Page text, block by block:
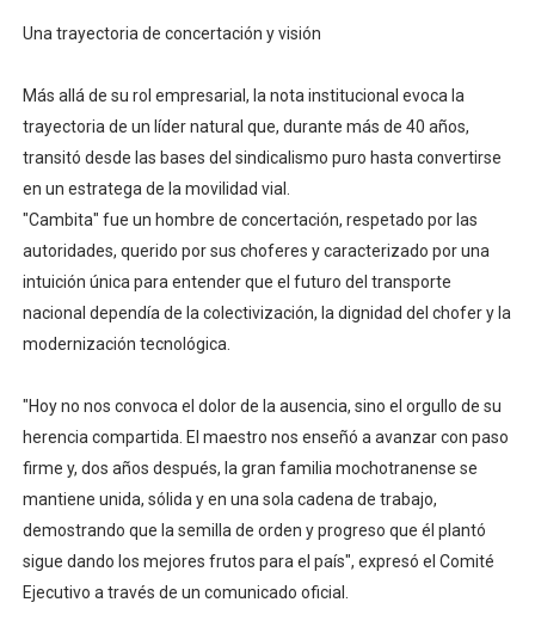
Una trayectoria de concertación y visión
Más allá de su rol empresarial, la nota institucional evoca la
trayectoria de un líder natural que, durante más de 40 años,
transitó desde las bases del sindicalismo puro hasta convertirse
en un estratega de la movilidad vial.
"Cambita" fue un hombre de concertación, respetado por las
autoridades, querido por sus choferes y caracterizado por una
intuición única para entender que el futuro del transporte
nacional dependía de la colectivización, la dignidad del chofer y la
modernización tecnológica.
"Hoy no nos convoca el dolor de la ausencia, sino el orgullo de su
herencia compartida. El maestro nos enseñó a avanzar con paso
firme y, dos años después, la gran familia mochotranense se
mantiene unida, sólida y en una sola cadena de trabajo,
demostrando que la semilla de orden y progreso que él plantó
sigue dando los mejores frutos para el país", expresó el Comité
Ejecutivo a través de un comunicado oficial.